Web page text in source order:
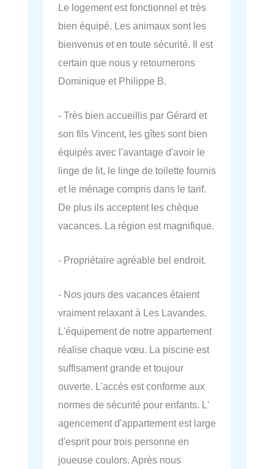
Le logement est fonctionnel et très
bien équipé. Les animaux sont les
bienvenus et en toute sécurité. Il est
certain que nous y retournerons
Dominique et Philippe B.
- Très bien accueillis par Gérard et
son fils Vincent, les gîtes sont bien
équipés avec l'avantage d'avoir le
linge de lit, le linge de toilette fournis
et le ménage compris dans le tarif.
De plus ils acceptent les chèque
vacances. La région est magnifique.
- Propriétaire agréable bel endroit.
- Nos jours des vacances étaient
vraiment relaxant à Les Lavandes.
L'équipement de notre appartement
réalise chaque vœu. La piscine est
suffisament grande et toujour
ouverte. L'accès est conforme aux
normes de sécurité pour enfants. L'
agencement d'appartement est large
d'esprit pour trois personne en
joueuse coulors. Après nous